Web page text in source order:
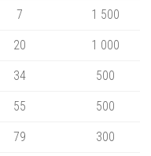
7 1 500
20 1 000
34 500
55 500
79 300